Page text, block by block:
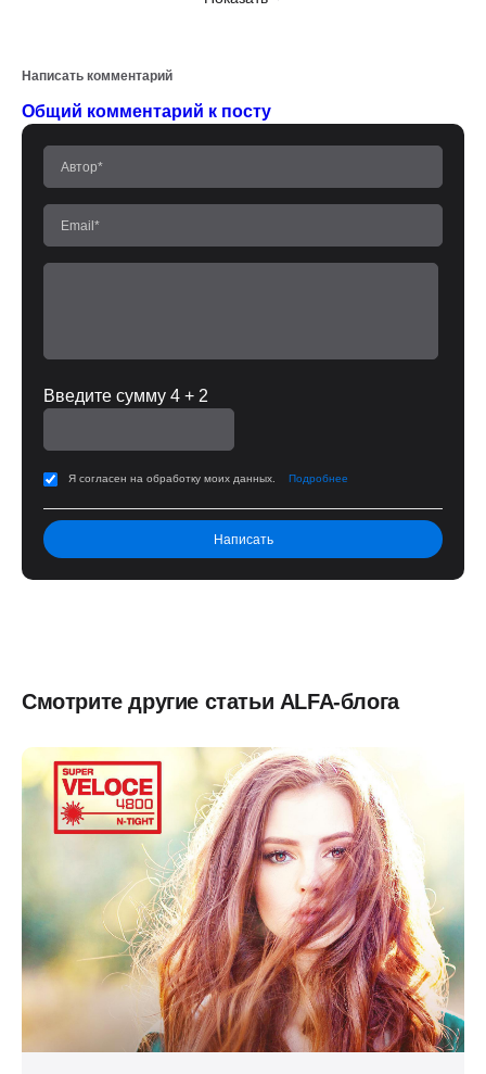
Написать комментарий
Общий комментарий к посту
Введите сумму 4 + 2
Я согласен на обработку моих данных. Подробнее
Смотрите другие статьи ALFA-блога